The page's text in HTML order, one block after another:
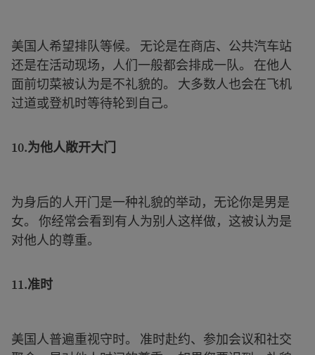
美国人希望排队等候。 无论是在商店、公共汽车站
还是在活动现场，人们一般都会排成一队。 在他人
面前切菜被认为是不礼貌的。 大多数人也会在飞机
过道或登机时等待轮到自己。
10.为他人敞开大门
为身后的人开门是一种礼貌的举动，无论你是男是
女。 你经常会看到有人为别人这样做，这被认为是
对他人的尊重。
11.准时
美国人普遍重视守时。 准时赴约、参加会议和社交